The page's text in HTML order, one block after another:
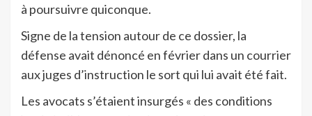
à poursuivre quiconque.
Signe de la tension autour de ce dossier, la
défense avait dénoncé en février dans un courrier
aux juges d’instruction le sort qui lui avait été fait.
Les avocats s’étaient insurgés « des conditions